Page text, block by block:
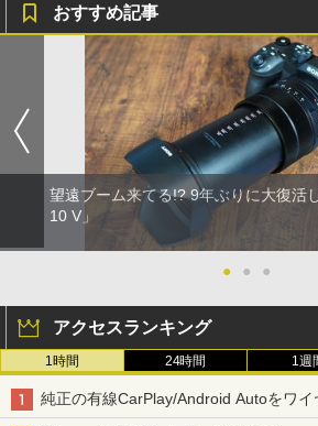
おすすめ記事
望遠ブーム来てる!? 9年ぶりに大復活
10 V」
● ● ●
アクセスランキング
1時間 24時間 1週
純正の有線CarPlay/Android Autoをワイ